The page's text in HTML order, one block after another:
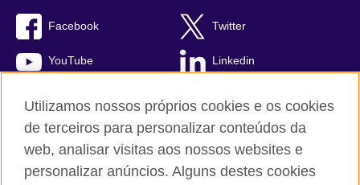
Facebook Twitter
YouTube Linkedin
British Council global
Utilizamos nossos próprios cookies e os cookies
de terceiros para personalizar conteúdos da
web, analisar visitas aos nossos websites e
personalizar anúncios. Alguns destes cookies